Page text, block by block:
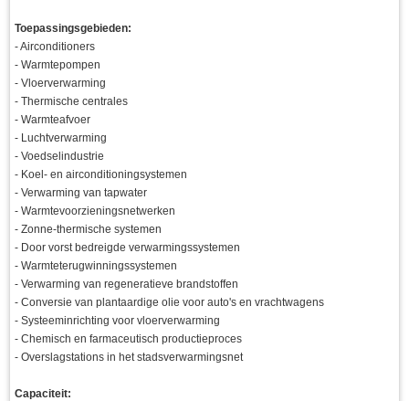
Toepassingsgebieden:
- Airconditioners
- Warmtepompen
- Vloerverwarming
- Thermische centrales
- Warmteafvoer
- Luchtverwarming
- Voedselindustrie
- Koel- en airconditioningsystemen
- Verwarming van tapwater
- Warmtevoorzieningsnetwerken
- Zonne-thermische systemen
- Door vorst bedreigde verwarmingssystemen
- Warmteterugwinningssystemen
- Verwarming van regeneratieve brandstoffen
- Conversie van plantaardige olie voor auto's en vrachtwagens
- Systeeminrichting voor vloerverwarming
- Chemisch en farmaceutisch productieproces
- Overslagstations in het stadsverwarmingsnet
Capaciteit: